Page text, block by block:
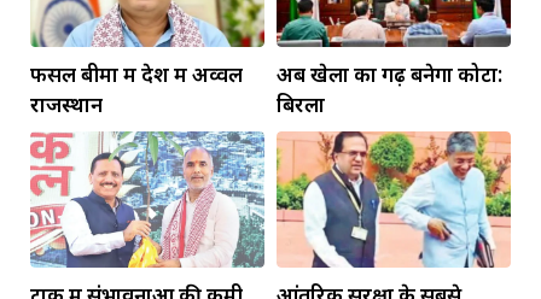
फसल बीमा में देश में अव्वल
राजस्थान
अब खेलों का गढ़ बनेगा कोटा:
बिरला